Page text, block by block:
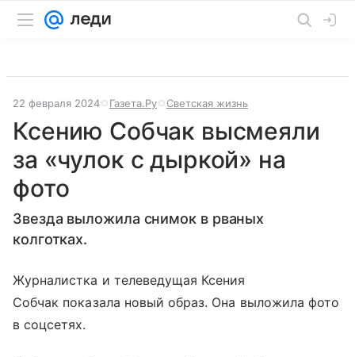
22 февраля 2024 Газета.Ру Светская жизнь
Ксению Собчак высмеяли
за «чулок с дыркой» на
фото
Звезда выложила снимок в рваных
колготках.
Журналистка и телеведущая Ксения
Собчак показала новый образ. Она выложила фото
в соцсетях.